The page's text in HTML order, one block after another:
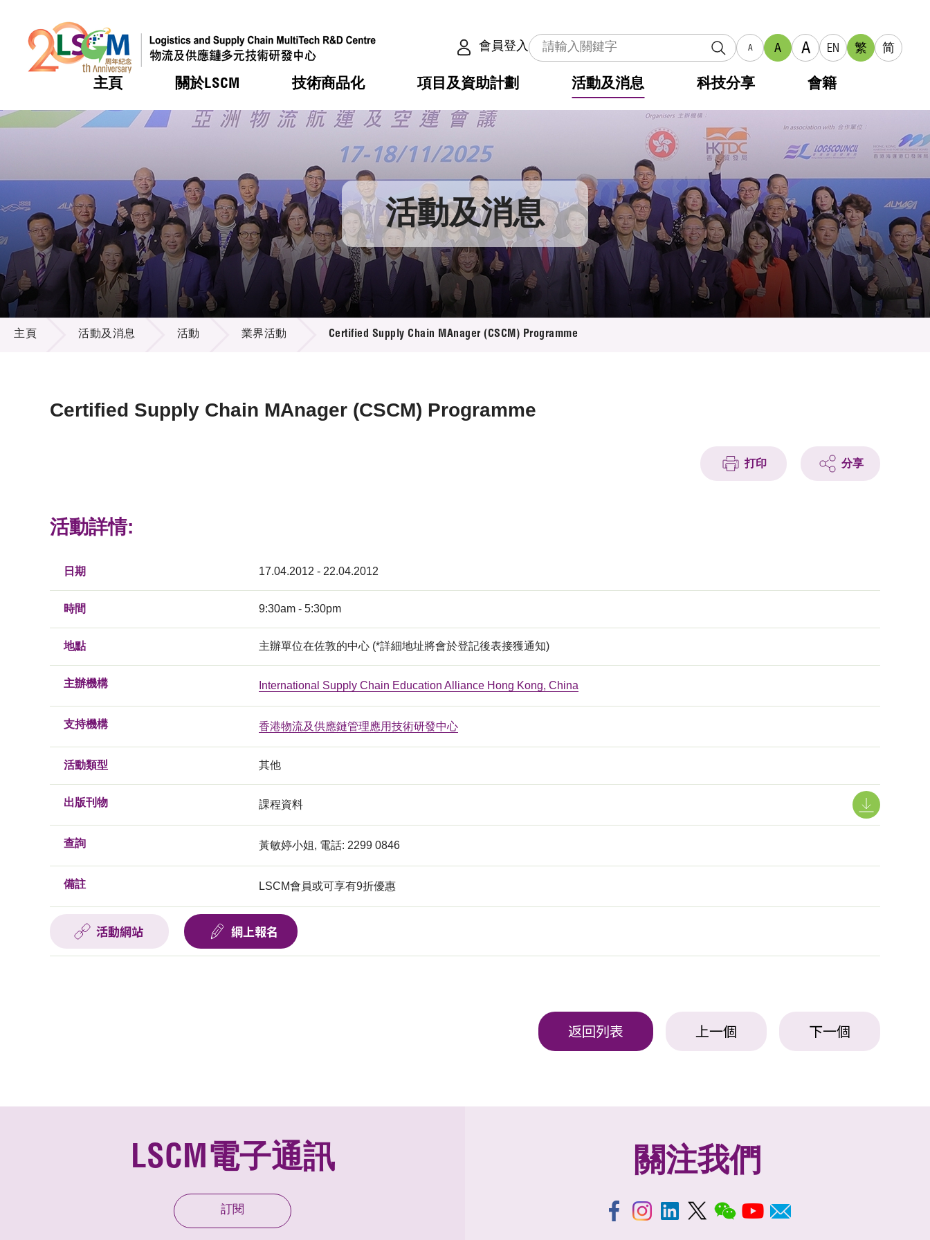
會員登入 A A A EN 繁 简
主頁 關於LSCM
熱門 機構簡介
組織架構
組織架構
董事局
研究顧問
招標通告
技術商品化
熱門 服務
可獲授權之技術
應用於公共服務之創新技術
重點項目
項目及資助計劃
熱門 合作計劃
資助計劃
資助計劃
稅務優惠
申請
評審
徵求研發項目計劃書
項目資料庫
活動及消息
熱門 活動
獎項
新聞中心
媒體報導
新聞稿
資訊中心
多媒體
出版刊物
科技分享 會籍
熱門 會籍及服務
會員列表
會員登入 活動及消息
活動及消息
主頁 活動及消息 活動 業界活動 Certified Supply Chain MAnager (CSCM) Programme
Certified Supply Chain MAnager (CSCM) Programme
打印 分享
活動詳情:
日期 17.04.2012 - 22.04.2012
時間 9:30am - 5:30pm
地點 主辦單位在佐敦的中心 (*詳細地址將會於登記後表接獲通知)
主辦機構 International Supply Chain Education Alliance Hong Kong, China
支持機構 香港物流及供應鏈管理應用技術研發中心
活動類型 其他
出版刊物 課程資料
查詢 黃敏婷小姐, 電話: 2299 0846
備註 LSCM會員或可享有9折優惠
活動網站 網上報名
返回列表 上一個 下一個
LSCM電子通訊
訂閱
關注我們